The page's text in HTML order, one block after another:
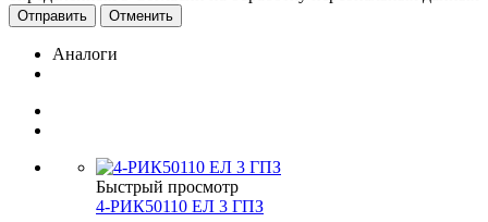
Отменить
Аналоги
Быстрый просмотр
4-РИК50110 ЕЛ 3 ГПЗ